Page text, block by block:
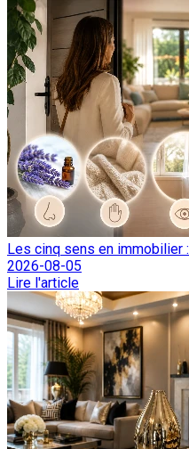
Les cinq sens en immobilier :
2026-08-05
Lire l'article